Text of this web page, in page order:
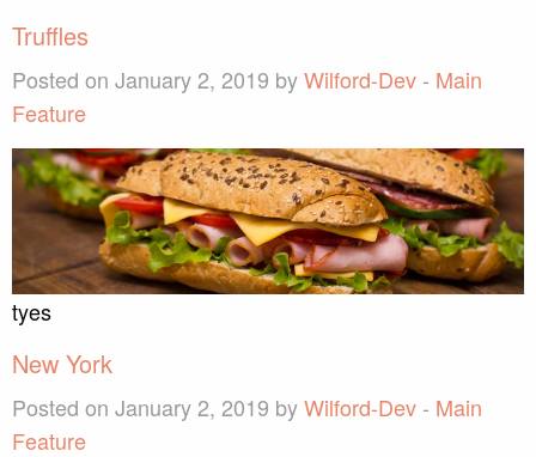
Truffles
Posted on January 2, 2019 byWilford-Dev - Main
Feature
tyes
New York
Posted on January 2, 2019 byWilford-Dev - Main
Feature